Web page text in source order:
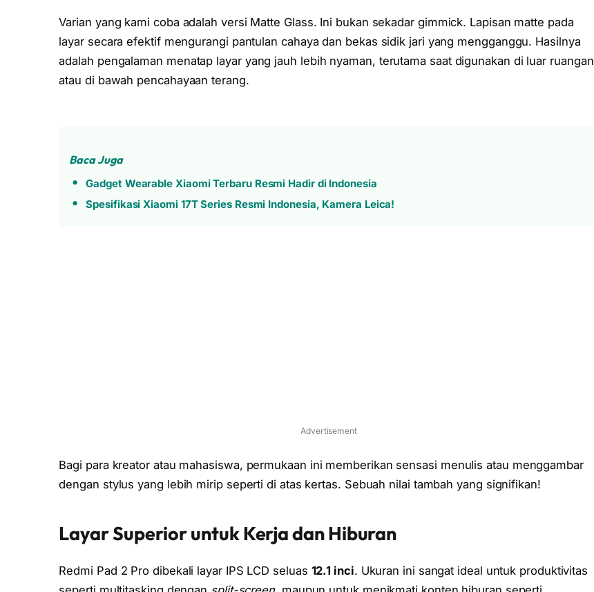
Varian yang kami coba adalah versi Matte Glass. Ini bukan sekadar gimmick. Lapisan matte pada
layar secara efektif mengurangi pantulan cahaya dan bekas sidik jari yang mengganggu. Hasilnya
adalah pengalaman menatap layar yang jauh lebih nyaman, terutama saat digunakan di luar ruangan
atau di bawah pencahayaan terang.
Baca Juga
Gadget Wearable Xiaomi Terbaru Resmi Hadir di Indonesia
Spesifikasi Xiaomi 17T Series Resmi Indonesia, Kamera Leica!
Advertisement
Bagi para kreator atau mahasiswa, permukaan ini memberikan sensasi menulis atau menggambar
dengan stylus yang lebih mirip seperti di atas kertas. Sebuah nilai tambah yang signifikan!
Layar Superior untuk Kerja dan Hiburan
Redmi Pad 2 Pro dibekali layar IPS LCD seluas 12.1 inci. Ukuran ini sangat ideal untuk produktivitas